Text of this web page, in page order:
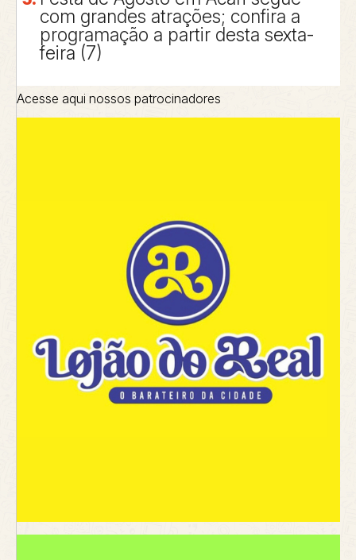
com grandes atrações; confira a
programação a partir desta sexta-
feira (7)
Acesse aqui nossos patrocinadores